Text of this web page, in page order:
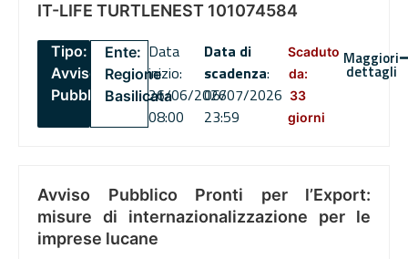
IT-LIFE TURTLENEST 101074584
Tipo:
Avviso
Pubblico
Ente:
Regione
Basilicata
Data
inizio:
26/06/2026
08:00
Data di
scadenza:
06/07/2026
23:59
Scaduto
da:
33
giorni
Maggiori
dettagli
Avviso Pubblico Pronti per l’Export:
misure di internazionalizzazione per le
imprese lucane